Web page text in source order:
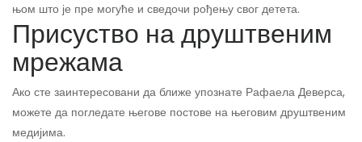
њом што је пре могуће и сведочи рођењу свог детета.
Присуство на друштвеним
мрежама
Ако сте заинтересовани да ближе упознате Рафаела Деверса,
можете да погледате његове постове на његовим друштвеним
медијима.